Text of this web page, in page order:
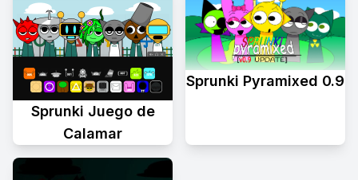
Sprunki Juego de
Calamar
Sprunki Pyramixed 0.9